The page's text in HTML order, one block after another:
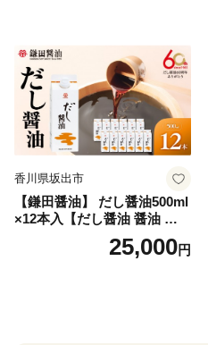
ティースマイル】
香川県坂出市
【鎌田醤油】 だし醤油500ml
×12本入【だし醤油 醤油 人気
おすすめ 人気だし醤油 出汁
25,000円